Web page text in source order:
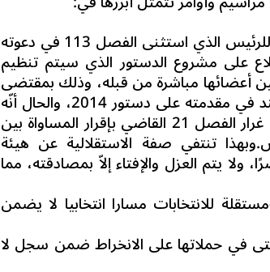
● تنقيح القانون الانتخابي بما يتلاءم مع تحقيق أهداف محددة للرئيس الذي استثنى الفصل 113 في دعوته
على مشروع الدستور الذي سيتم تنظيم
أعضائها مباشرة من قبله، وذلك بمقتضى
الأمر الرئاسي عــدد 459 المؤرخ في 9 ماي 2022، والذي استند في مقدمته على دستور 2014، والحال أنّه
مخالف في جوهره للمبادئ والقيم التي جاء بها هذا النص على غرار الفصل 21 القاضي بإقرار المساواة بين
بتكافؤ الفرص.وبهذا تنتفي صفة الاستقلالية عن هيئة
يتم العزل والإفتاء إلاّ بمصادقته، مما
للانتخابات مسارا انتخابيا لا يضمن
حتى في حملاتها على الانخراط ضمن سجل لا